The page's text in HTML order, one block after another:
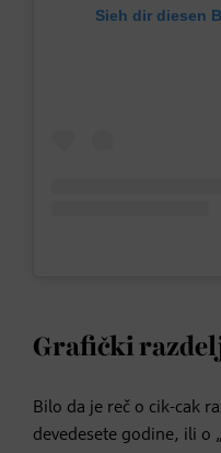
Sieh dir diesen
Grafički
Bilo da je reč o cik-cak
devedesete godine, ili o